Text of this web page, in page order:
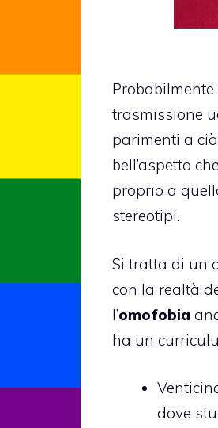
trasmissione
parimenti a
bell’aspetto
proprio a
stereotipi.
Si tratta di un
con la realtà
l’omofobia
ha un
dove